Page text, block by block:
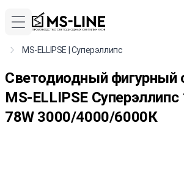
MS-ELLIPSE | Суперэллипс
Светодиодный фигурный
MS-ELLIPSE
78W 3000/4000/6000К